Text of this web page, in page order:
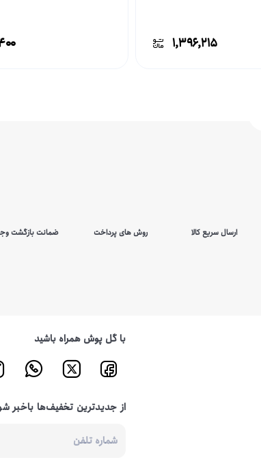
۱,۳۹۶,۲۱۵
ارسال سریع کالا روش های پرداخت ضمانت بازگشت
با گل پوش همراه باشید
از جدیدترین تخفیف‌ها باخبر